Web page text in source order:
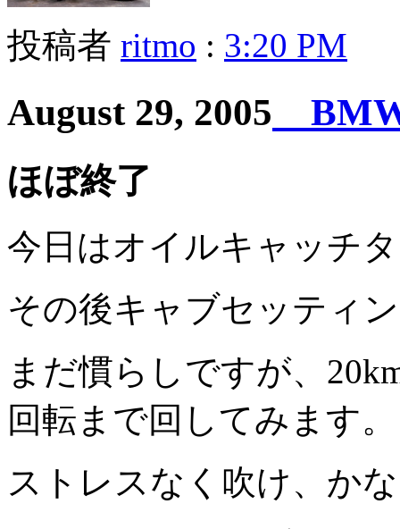
投稿者 ritmo : 3:20 PM
August 29, 2005
ほぼ終了
今日はオイルキャッチ
その後キャブセッティ
まだ慣らしですが、
回転まで回してみます。
ストレスなく吹け、か